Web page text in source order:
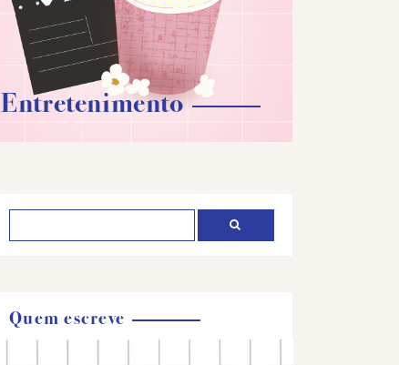
Entretenimento
Quem escreve